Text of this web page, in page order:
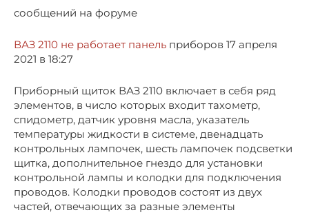
сообщений на форуме
ВАЗ 2110 не работает панель приборов 17 апреля
2021 в 18:27
Приборный щиток ВАЗ 2110 включает в себя ряд
элементов, в число которых входит тахометр,
спидометр, датчик уровня масла, указатель
температуры жидкости в системе, двенадцать
контрольных лампочек, шесть лампочек подсветки
щитка, дополнительное гнездо для установки
контрольной лампы и колодки для подключения
проводов. Колодки проводов состоят из двух
частей, отвечающих за разные элементы